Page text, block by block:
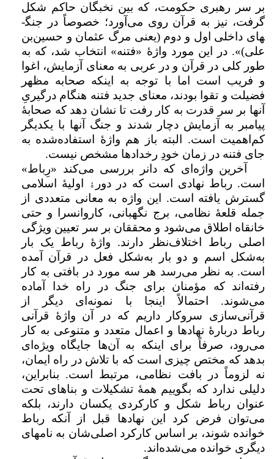
بر سر رهبری حکومت، که بین نخبگان حاکم شکل
گرفت، نیز به قرآن روی می‌آورد؛ خصوصاً در جنگ­
های داخلی اول و دوم (یعنی مرگ عثمان و حسین­‌بن
علی)». در این مورد واژهٔ «فتنه» انتخاب شد، که به
طور کلی در قرآن و در عربی به معنای آزمایش، اغوا
و فریب است اما با توجه به اینکه صحابه مظهر
فضیلت و تقوا بودند، معنای جدید فتنه هنگام درگیریِ
آن­ها بر سر قدرت به کار رفت تا نشان دهد که صحابهٔ
پیامبر به آزمایش دچار شدند و جنگ آن­ها با یکدیگر
کم‌­اهمیت است. البته باز هم واژهٔ استفاده‌شده به
جای فتنه در زمان خودِ رخداد­ها مشخص نیست.
آخرین واژه‌ای که دانر بررسی می‌کند «رِباط»
است. رباط نهادی است که در دور ۀ
اولیهٔ اسلامی
گسترش ­یافته است. این واژه به معانی متعددی از
جمله قلعۀ­ نظامی، برج نگهبانی، کاروانسرا و حتی
خانقاه اطلاق می‌شود و محققان بر سر تعیین ویژگی
اصلی رباط اختلاف‌نظر دارند. واژهٔ رباط یک بار
به‌شکل اسم و دو بار به‌شکل فعل در قرآن آمده
است. به نظر می‌رسد هر سه مورد در بافتی به کار
رفته‌اند که مؤمنان برای جنگ در راه خدا آماده
می‌شوند. احتمالاً اینجا با نمونه‌­ای دیگر از
قرآنی‌سازی سر­و­کار داریم که در آن واژهٔ قرآنی
رباط دربارهٔ نهادها و اعمال متعدد و متنوعی به کار
می‌رود، صرفاً برای اینکه به آن‌ها جایگاه ویژه‌ای
بدهد که مختص چیزی است که با تلاش در راه ایمان،
نه لزوماً در بافت نظامی، مرتبط است. بنابراین،
دلیلی ندارد که بگوییم همۀ تشکیلات و بناهای تحت
عنوان رباط شکل و کارکردی یکسان دارند، بلکه
می‌توان فرض کرد این نهادها قبل از آنکه رباط
خوانده شوند، بر اساس کارکرد اصلی‌شان به نامهای
دیگری خوانده می‌شده‌اند.